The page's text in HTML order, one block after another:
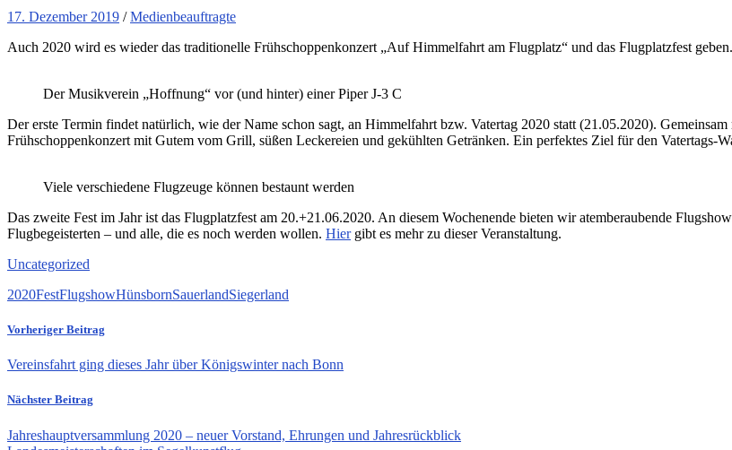
17. Dezember 2019 /Medienbeauftragte
Auch 2020 wird es wieder das traditionelle Frühschoppenkonzert „Auf Himmelfahrt am Flugplatz“ und das Flugplatzfest geben.
Der Musikverein „Hoffnung“ vor (und hinter) einer Piper J-3 C
Der erste Termin findet natürlich, wie der Name schon sagt, an Himmelfahrt bzw. Vatertag 2020 statt (21.05.2020).
Frühschoppenkonzert mit Gutem vom Grill, süßen Leckereien und gekühlten Getränken. Ein perfektes Ziel für den Vatertags-
Viele verschiedene Flugzeuge können bestaunt werden
Das zweite Fest im Jahr ist das Flugplatzfest am 20.+21.06.2020. An diesem Wochenende bieten wir atemberaubende
Flugbegeisterten – und alle, die es noch werden wollen. Hiergibt es mehr zu dieser Veranstaltung.
Uncategorized
2020FestFlugshowHünsbornSauerlandSiegerland
Vorheriger Beitrag
Vereinsfahrt ging dieses Jahr über Königswinter nach Bonn
Nächster Beitrag
Jahreshauptversammlung 2020 – neuer Vorstand, Ehrungen und Jahresrückblick